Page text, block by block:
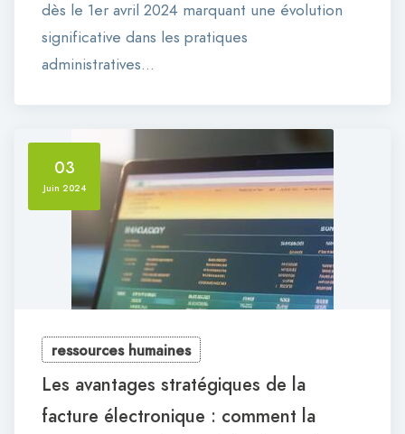
dès le 1er avril 2024 marquant une évolution
significative dans les pratiques
administratives…
03
Juin 2024
ressources humaines
Les avantages stratégiques de la
facture électronique : comment la